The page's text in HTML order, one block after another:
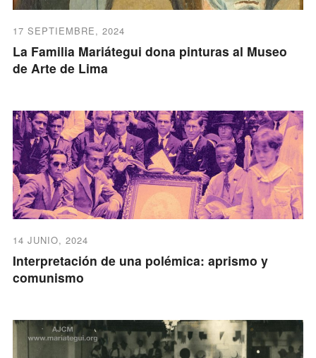
17 SEPTIEMBRE, 2024
La Familia Mariátegui dona pinturas al Museo
de Arte de Lima
14 JUNIO, 2024
Interpretación de una polémica: aprismo y
comunismo